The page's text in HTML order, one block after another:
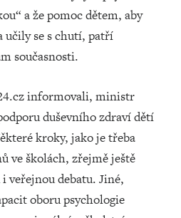
a že pomoc dětem, aby
učily se s chutí, patří
současnosti.
informovali, ministr
duševního zdraví dětí
kroky, jako je třeba
ve školách, zřejmě ještě
veřejnou debatu. Jiné,
oboru psychologie